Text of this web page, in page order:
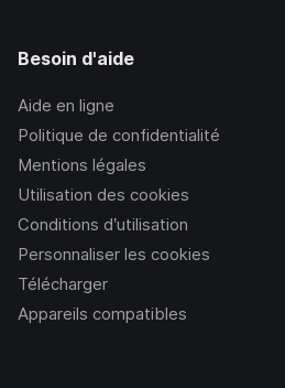
Besoin d'aide
Aide en ligne
Politique de confidentialité
Mentions légales
Utilisation des cookies
Conditions d’utilisation
Personnaliser les cookies
Télécharger
Appareils compatibles